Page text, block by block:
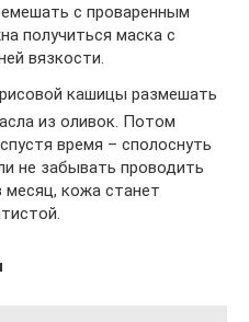
с проваренным
получиться маска с
вязкости.
кашицы размешать
из оливок. Потом
время – сполоснуть
не забывать проводить
кожа станет